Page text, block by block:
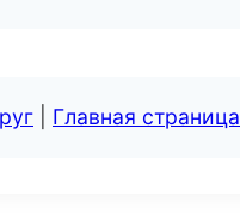
Главная страница